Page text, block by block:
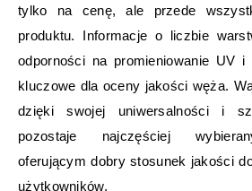
tylko na cenę, ale przede
produktu. Informacje o liczbie
odporności na promieniowanie UV
kluczowe dla oceny jakości węża.
dzięki swojej uniwersalności i
pozostaje najczęściej
oferującym dobry stosunek jakości
użytkowników.